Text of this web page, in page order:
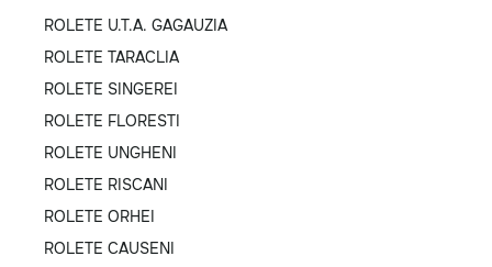
ROLETE U.T.A. GAGAUZIA
ROLETE TARACLIA
ROLETE SINGEREI
ROLETE FLORESTI
ROLETE UNGHENI
ROLETE RISCANI
ROLETE ORHEI
ROLETE CAUSENI